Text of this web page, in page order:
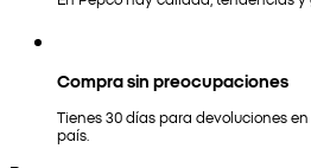
Compra sin preocupaciones
Tienes 30 días para devoluciones
país.